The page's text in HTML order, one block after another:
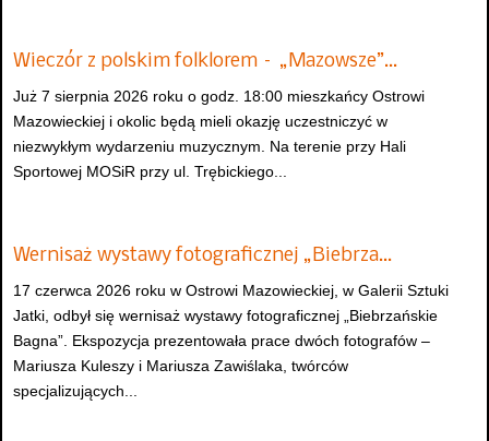
Wieczór z polskim folklorem – „Mazowsze”…
Już 7 sierpnia 2026 roku o godz. 18:00 mieszkańcy Ostrowi
Mazowieckiej i okolic będą mieli okazję uczestniczyć w
niezwykłym wydarzeniu muzycznym. Na terenie przy Hali
Sportowej MOSiR przy ul. Trębickiego...
Wernisaż wystawy fotograficznej „Biebrza…
17 czerwca 2026 roku w Ostrowi Mazowieckiej, w Galerii Sztuki
Jatki, odbył się wernisaż wystawy fotograficznej „Biebrzańskie
Bagna”. Ekspozycja prezentowała prace dwóch fotografów –
Mariusza Kuleszy i Mariusza Zawiślaka, twórców
specjalizujących...